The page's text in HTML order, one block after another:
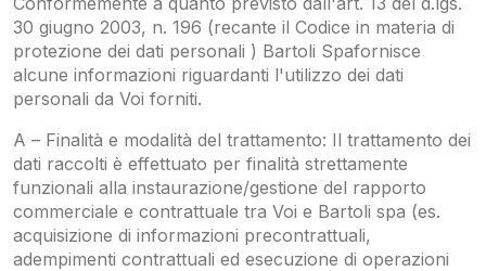
30 giugno 2003, n. 196 (recante il Codice in materia di
protezione dei dati personali ) Bartoli Spafornisce
alcune informazioni riguardanti l'utilizzo dei dati
personali da Voi forniti.
A – Finalità e modalità del trattamento: Il trattamento dei
dati raccolti è effettuato per finalità strettamente
funzionali alla instaurazione/gestione del rapporto
commerciale e contrattuale tra Voi e Bartoli spa (es.
acquisizione di informazioni precontrattuali,
adempimenti contrattuali ed esecuzione di operazioni